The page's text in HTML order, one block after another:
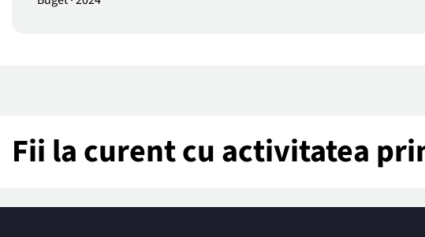
Fii la curent cu activitatea